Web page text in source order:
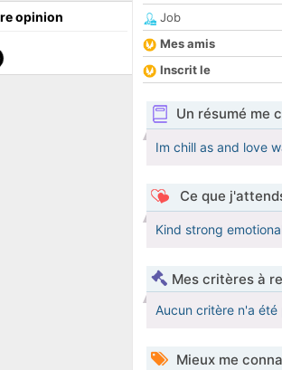
opinion
Job
Mes amis
Inscrit le
Un résumé me
Im chill as and love
Ce que
Kind strong
Mes critères à
Aucun critère n'a été
Mieux me